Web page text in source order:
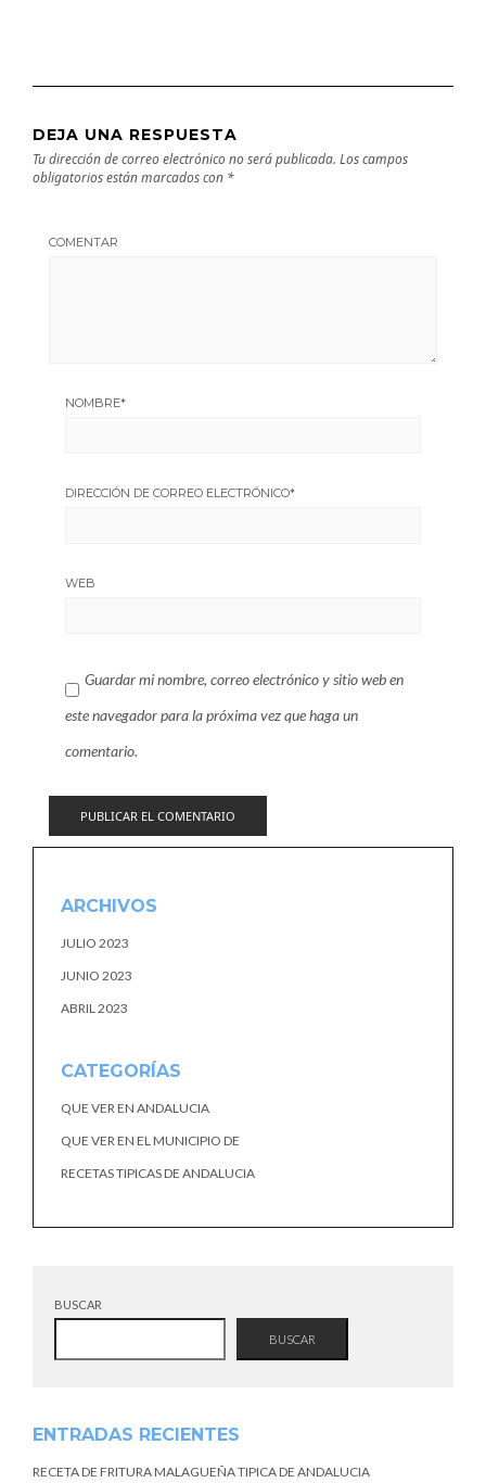
DEJA UNA RESPUESTA
Tu dirección de correo electrónico no será publicada. Los campos
obligatorios están marcados con *
COMENTAR
NOMBRE*
DIRECCIÓN DE CORREO ELECTRÓNICO*
WEB
Guardar mi nombre, correo electrónico y sitio web en
este navegador para la próxima vez que haga un
comentario.
ARCHIVOS
JULIO 2023
JUNIO 2023
ABRIL 2023
CATEGORÍAS
QUE VER EN ANDALUCIA
QUE VER EN EL MUNICIPIO DE
RECETAS TIPICAS DE ANDALUCIA
BUSCAR
BUSCAR
ENTRADAS RECIENTES
RECETA DE FRITURA MALAGUEÑA TIPICA DE ANDALUCIA